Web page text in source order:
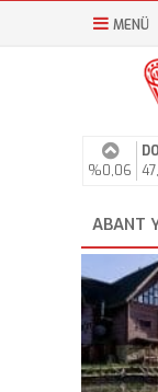
MENÜ
%0,06
ABANT